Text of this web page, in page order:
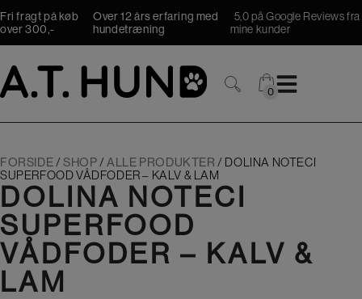
Hop
til
indholdet
Fri fragt på køb
over 300,-
Over 12 års erfaring med
hundetræning
5,0 på Google Reviews fra
mine kunder
0
0
FORSIDE /SHOP / ALLE PRODUKTER / DOLINA NOTECI
SUPERFOOD VÅDFODER – KALV & LAM
DOLINA NOTECI
SUPERFOOD
VÅDFODER – KALV &
LAM